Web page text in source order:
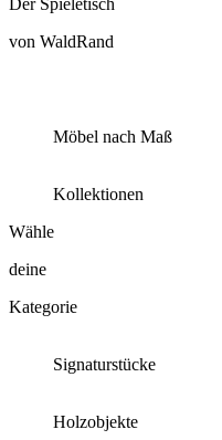
von WaldRand
Möbel nach Maß
Kollektionen
Wähle
deine
Kategorie
Signaturstücke
Holzobjekte